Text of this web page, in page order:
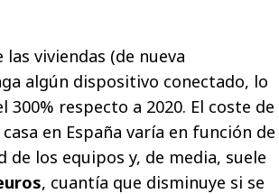
las viviendas (de nueva
algún dispositivo conectado, lo
respecto a 2020. El coste de
en España varía en función de
los equipos y, de media, suele
, cuantía que disminuye si se